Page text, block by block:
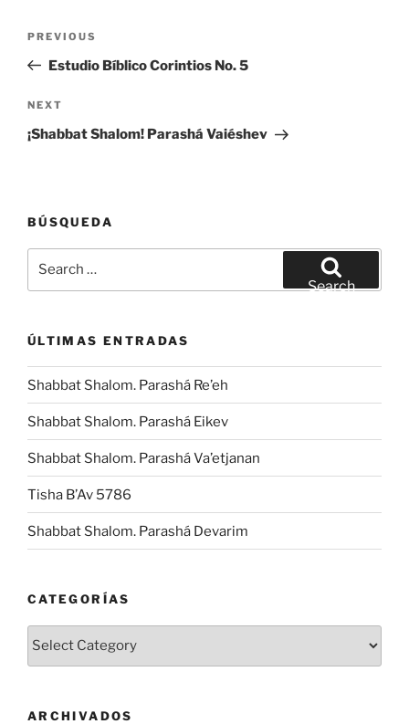
Previous
Post
PREVIOUS
Estudio Bíblico Corintios No. 5
Next
Post
NEXT
¡Shabbat Shalom! Parashá Vaiéshev
BÚSQUEDA
Search
ÚLTIMAS ENTRADAS
Shabbat Shalom. Parashá Re’eh
Shabbat Shalom. Parashá Eikev
Shabbat Shalom. Parashá Va’etjanan
Tisha B’Av 5786
Shabbat Shalom. Parashá Devarim
CATEGORÍAS
Categorías
ARCHIVADOS